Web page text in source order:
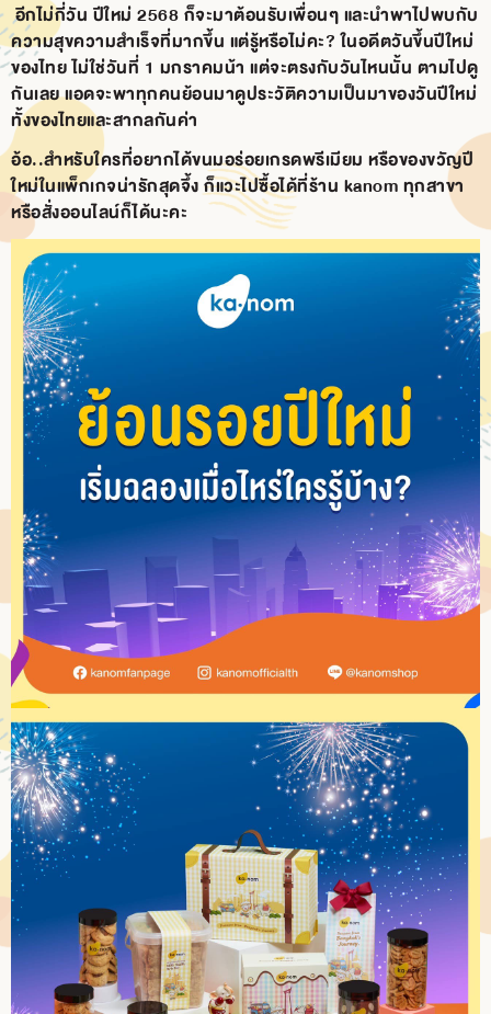
อีกไม่กี่วัน ปีใหม่ 2568 ก็จะมาต้อนรับเพื่อนๆ และนำพาไปพบกับ
ความสุขความสำเร็จที่มากขึ้น แต่รู้หรือไม่คะ? ในอดีตวันขึ้นปีใหม่
ของไทย ไม่ใช่วันที่ 1 มกราคมน้า แต่จะตรงกับวันไหนนั้น ตามไปดู
กันเลย แอดจะพาทุกคนย้อนมาดูประวัติความเป็นมาของวันปีใหม่
ทั้งของไทยและสากลกันค่า
อ้อ..สำหรับใครที่อยากได้ขนมอร่อยเกรดพรีเมียม หรือของขวัญปี
ใหม่ในแพ็กเกจน่ารักสุดจึ้ง ก็แวะไปซื้อได้ที่ร้าน kanom ทุกสาขา
หรือสั่งออนไลน์ก็ได้นะคะ